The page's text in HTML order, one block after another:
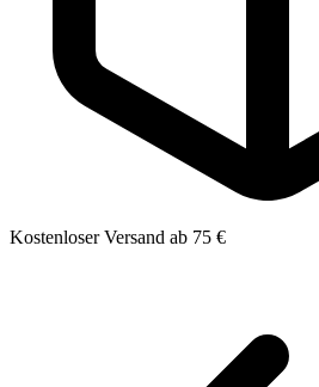
Kostenloser Versand ab 75 €